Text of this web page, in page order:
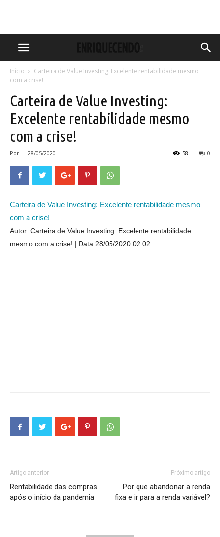
Início
Carteira de Value Investing: Excelente rentabilidade mesmo
com a crise!
Carteira de Value Investing:
Excelente rentabilidade mesmo
com a crise!
Por - 28/05/2020 0
58
Carteira de Value Investing: Excelente rentabilidade mesmo
com a crise!
Autor: Carteira de Value Investing: Excelente rentabilidade
mesmo com a crise!
Data 28/05/2020 02:02
Artigo anterior
Rentabilidade das compras
após o início da pandemia
Próximo artigo
Por que abandonar a renda
fixa e ir para a renda variável?